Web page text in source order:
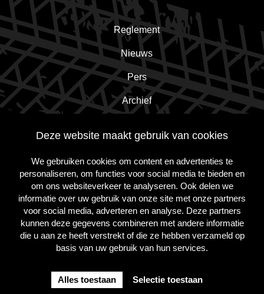
Deze website maakt gebruik van cookies
We gebruiken cookies om content en advertenties te
personaliseren, om functies voor social media te bieden en
om ons websiteverkeer te analyseren. Ook delen we
informatie over uw gebruik van onze site met onze partners
voor social media, adverteren en analyse. Deze partners
kunnen deze gegevens combineren met andere informatie
die u aan ze heeft verstrekt of die ze hebben verzameld op
basis van uw gebruik van hun services.
Alles toestaan Selectie toestaan
Reglement
Nieuws
Pers
Archief
Schrijf je in voor de nieuwsbrief!
Inschrijven
Volg
op
Facebook
op
TwitterInstagram
Cookie Policy Privacy Policy